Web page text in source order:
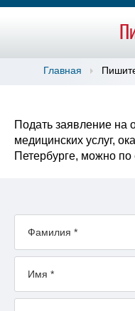
Главная
Подать заявление на
медицинских услуг,
Петербурге, можно по